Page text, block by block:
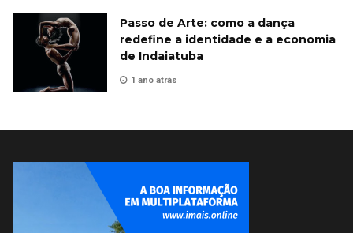
Passo de Arte: como a dança
redefine a identidade e a economia
de Indaiatuba
1 ano atrás